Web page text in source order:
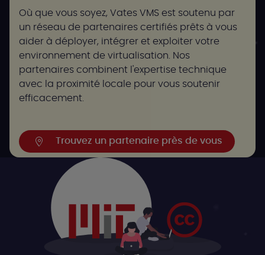
Où que vous soyez, Vates VMS est soutenu par
un réseau de partenaires certifiés prêts à vous
aider à déployer, intégrer et exploiter votre
environnement de virtualisation. Nos
partenaires combinent l'expertise technique
avec la proximité locale pour vous soutenir
efficacement.
Trouvez un partenaire près de vous